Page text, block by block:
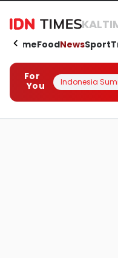
HomeFoodNewsSport
For
You
Indonesia